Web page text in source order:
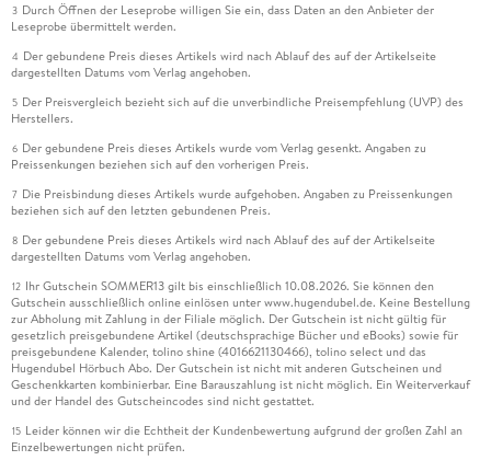
3 Durch Öffnen der Leseprobe willigen Sie ein, dass Daten an den Anbieter der
Leseprobe übermittelt werden.
4 Der gebundene Preis dieses Artikels wird nach Ablauf des auf der Artikelseite
dargestellten Datums vom Verlag angehoben.
5 Der Preisvergleich bezieht sich auf die unverbindliche Preisempfehlung (UVP) des
Herstellers.
6 Der gebundene Preis dieses Artikels wurde vom Verlag gesenkt. Angaben zu
Preissenkungen beziehen sich auf den vorherigen Preis.
7 Die Preisbindung dieses Artikels wurde aufgehoben. Angaben zu Preissenkungen
beziehen sich auf den letzten gebundenen Preis.
8 Der gebundene Preis dieses Artikels wird nach Ablauf des auf der Artikelseite
dargestellten Datums vom Verlag angehoben.
12 Ihr Gutschein SOMMER13 gilt bis einschließlich 10.08.2026. Sie können den
Gutschein ausschließlich online einlösen unter www.hugendubel.de. Keine Bestellung
zur Abholung mit Zahlung in der Filiale möglich. Der Gutschein ist nicht gültig für
gesetzlich preisgebundene Artikel (deutschsprachige Bücher und eBooks) sowie für
preisgebundene Kalender, tolino shine (4016621130466), tolino select und das
Hugendubel Hörbuch Abo. Der Gutschein ist nicht mit anderen Gutscheinen und
Geschenkkarten kombinierbar. Eine Barauszahlung ist nicht möglich. Ein Weiterverkauf
und der Handel des Gutscheincodes sind nicht gestattet.
15 Leider können wir die Echtheit der Kundenbewertung aufgrund der großen Zahl an
Einzelbewertungen nicht prüfen.